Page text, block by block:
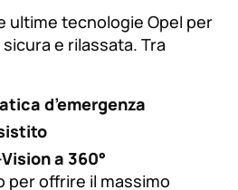
ultime tecnologie Opel per
e rilassata. Tra
d’emergenza
a 360°
per offrire il massimo